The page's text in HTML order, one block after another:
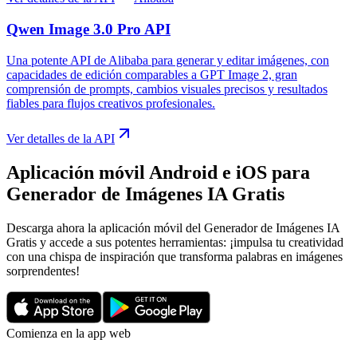
Qwen Image 3.0 Pro API
Una potente API de Alibaba para generar y editar imágenes, con
capacidades de edición comparables a GPT Image 2, gran
comprensión de prompts, cambios visuales precisos y resultados
fiables para flujos creativos profesionales.
Ver detalles de la API
Aplicación móvil Android e iOS para
Generador de Imágenes IA Gratis
Descarga ahora la aplicación móvil del Generador de Imágenes IA
Gratis y accede a sus potentes herramientas: ¡impulsa tu creatividad
con una chispa de inspiración que transforma palabras en imágenes
sorprendentes!
Comienza en la app web